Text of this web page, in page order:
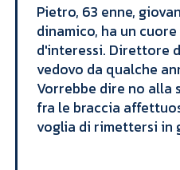
Pietro, 63 enne,
dinamico, ha un
d'interessi. Direttore
vedovo da qualche
Vorrebbe dire no alla
fra le braccia
voglia di rimettersi in